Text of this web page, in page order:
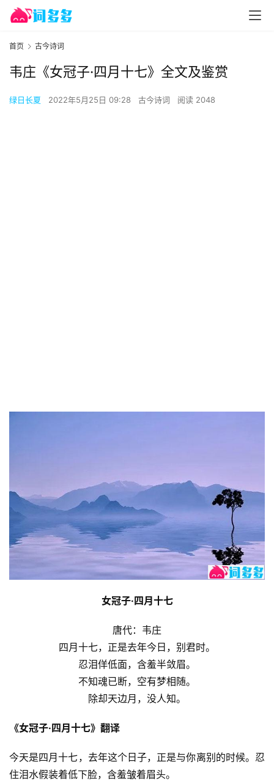
首页 古今诗词
韦庄《女冠子·四月十七》全文及鉴赏
绿日长夏 2022年5月25日 09:28 古今诗词 阅读 2048
女冠子·四月十七
唐代：韦庄
四月十七，正是去年今日，别君时。
忍泪佯低面，含羞半敛眉。
不知魂已断，空有梦相随。
除却天边月，没人知。
《女冠子·四月十七》翻译
今天是四月十七，去年这个日子，正是与你离别的时候。忍
住泪水假装着低下脸，含羞皱着眉头。